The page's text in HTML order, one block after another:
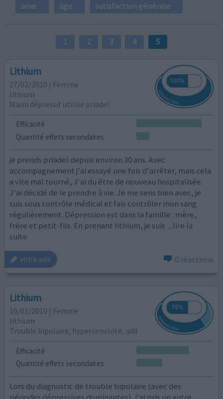
sexe
âge satisfaction générale
1 2 3 4 5
Lithium
27/02/2010 | Femme
lithium
Mami dépressif utilise priadel
Efficacité
Quantité effets secondaires
je prends priadel depuis environ 30 ans. Avec
accompagnement j'ai essayé une fois d'arrêter, mais cela
a vite mal tourné, J'ai du être de nouveau hospitalisée.
J'ai décidé de le prendre à vie. Je me sens bien avec, je
suis sous contrôle médical et fais contrôler mon sang
régulièrement. Dépression est dans la famille : mère,
frère et petit-fils. En prenant lithium, je suis ...lire la
suite
votre avis 0 réactions
Lithium
10/01/2010 | Femme
lithium
Trouble bipolaire, hypersensivité, add
Efficacité
Quantité effets secondaires
Lors du diagnostic de trouble bipolaire (avec des